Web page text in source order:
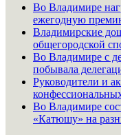
Во Владимире
ежегодную
Владимирские
общегородской
Во Владимире с
побывала
Руководители и
Во Владимире
«Катюшу» на